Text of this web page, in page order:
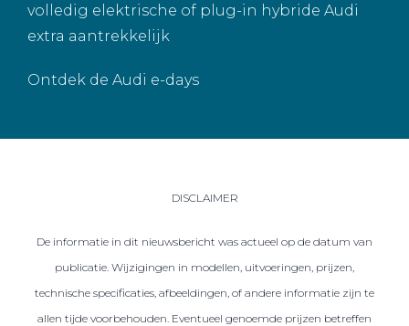
volledig elektrische of plug-in hybride Audi
extra aantrekkelijk
Ontdek de Audi e-days
DISCLAIMER
De informatie in dit nieuwsbericht was actueel op de datum van
publicatie. Wijzigingen in modellen, uitvoeringen, prijzen,
technische specificaties, afbeeldingen, of andere informatie zijn te
allen tijde voorbehouden. Eventueel genoemde prijzen betreffen